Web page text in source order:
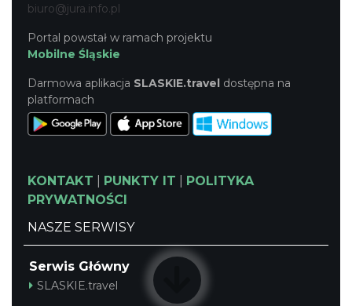
biuro@jura.info.pl
Portal powstał w ramach projektu
Mobilne Śląskie
Darmowa aplikacja SLASKIE.travel dostępna na
platformach
KONTAKT PUNKTY IT
POLITYKA
PRYWATNOŚCI
NASZE SERWISY
Serwis Główny
SLASKIE.travel